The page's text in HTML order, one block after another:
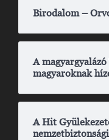
Birodalom –
A
magyaroknak
A Hit